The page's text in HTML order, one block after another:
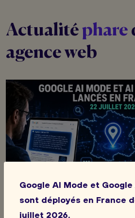
Actualitéphare
agence web
30. 06. 2026
Google AI Mode et
sont déployés en France
juillet 2026.